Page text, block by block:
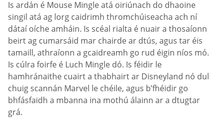
Is ardán é Mouse Mingle atá oiriúnach do dhaoine
singil atá ag lorg caidrimh thromchúiseacha ach ní
dátaí oíche amháin. Is scéal rialta é nuair a thosaíonn
beirt ag cumarsáid mar chairde ar dtús, agus tar éis
tamaill, athraíonn a gcaidreamh go rud éigin níos mó.
Is cúlra foirfe é Luch Mingle dó. Is féidir le
hamhránaithe cuairt a thabhairt ar Disneyland nó dul
chuig scannán Marvel le chéile, agus b’fhéidir go
bhfásfaidh a mbanna ina mothú álainn ar a dtugtar
grá.